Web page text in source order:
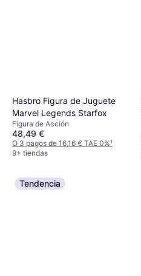
Hasbro Figura de Juguete
Marvel Legends Starfox
Figura de Acción
48,49 €
O 3 pagos de 16,16 € TAE 0%¹
9+ tiendas
Tendencia